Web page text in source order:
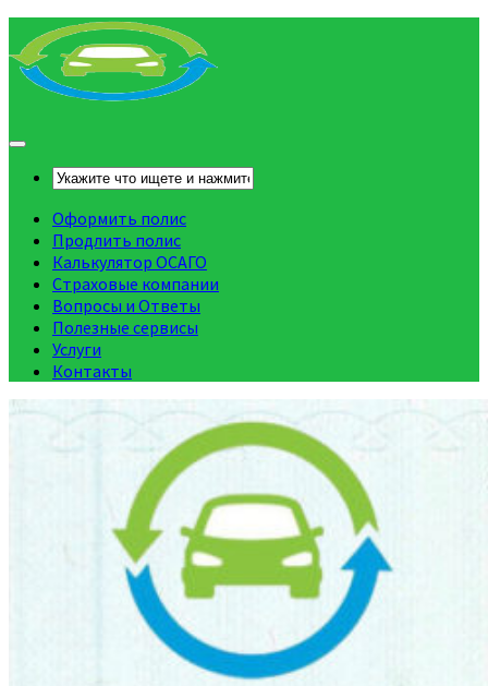
Оформить полис
Продлить полис
Калькулятор ОСАГО
Страховые компании
Вопросы и Ответы
Полезные сервисы
Услуги
Контакты